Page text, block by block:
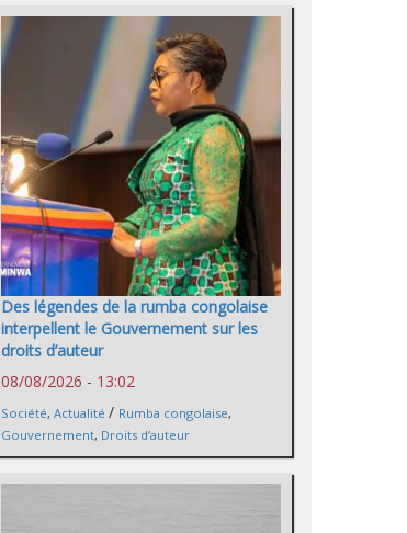
Des légendes de la rumba congolaise
interpellent le Gouvernement sur les
droits d’auteur
08/08/2026 - 13:02
Société, Actualité / Rumba congolaise,
Gouvernement, Droits d’auteur